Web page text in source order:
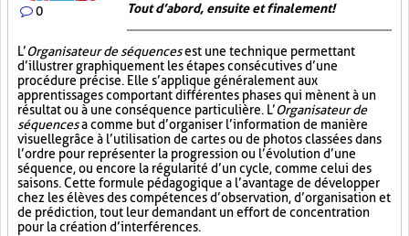
0 Tout d’abord, ensuite et finalement!
L’Organisateur de séquencesest une technique permettant
d’illustrer graphiquement les étapes consécutives d’une
procédure précise. Elle s’applique généralement aux
apprentissages comportant différentes phases qui mènent à un
résultat ou à une conséquence particulière. L’Organisateur de
séquencesa comme but d’organiser l’information de manière
visuellegrâce à l’utilisation de cartes ou de photos classées dans
l’ordre pour représenter la progression ou l’évolution d’une
séquence, ou encore la régularité d’un cycle, comme celui des
saisons. Cette formule pédagogique a l’avantage de développer
chez les élèves des compétences d’observation, d’organisation et
de prédiction, tout leur demandant un effort de concentration
pour la création d’interférences.